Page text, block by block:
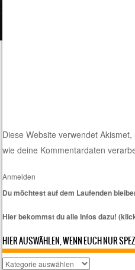
Diese Website verwendet
wie deine Kommentardaten
Anmelden
Du möchtest auf dem Laufenden
Hier bekommst du alle Infos dazu!
HIER AUSWÄHLEN, WENN EUCH NUR
Hier